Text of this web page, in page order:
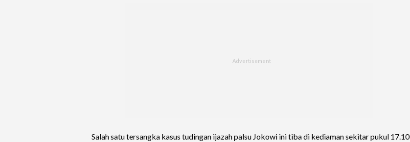
Salah satu tersangka kasus tudingan ijazah palsu Jokowi ini tiba di kediaman sekitar pukul 17.10